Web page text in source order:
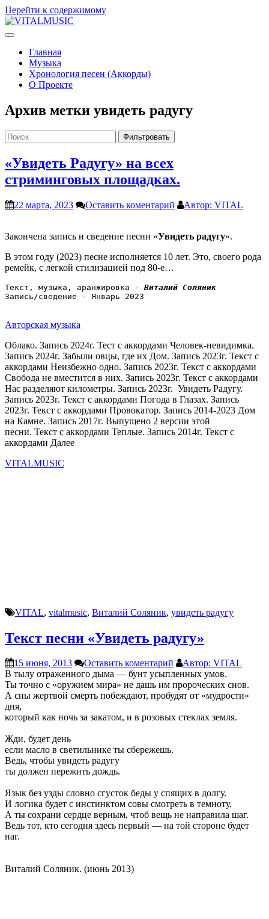
Перейти к содержимому
V
Главная
Музыка
Хронология песен (Аккорды)
О Проекте
Архив метки увидеть радугу
Фильтровать
«Увидеть Радугу» на всех
стриминговых площадках.
22 марта, 2023 Оставить коментарий Автор: VITAL
Закончена запись и сведение песни «Увидеть радугу».
В этом году (2023) песне исполняется 10 лет. Это, своего рода
ремейк, с легкой стилизацией под 80-е…
Текст, музыка, аранжировка - Виталий Соляник
Запись/сведение - Январь 2023
Авторская музыка
Облако. Запись 2024г. Тест с аккордами Человек-невидимка.
Запись 2024г. Забыли овцы, где их Дом. Запись 2023г. Текст с
аккордами Неизбежно одно. Запись 2023г. Текст с аккордами
Свобода не вместится в них. Запись 2023г. Текст с аккордами
Нас разделяют километры. Запись 2023г. Увидеть Радугу.
Запись 2023г. Текст с аккордами Погода в Глазах. Запись
2023г. Текст с аккордами Провокатор. Запись 2014-2023 Дом
на Камне. Запись 2017г. Выпущено 2 версии этой
песни. Текст с аккордами Теплые. Запись 2014г. Текст с
аккордами Далее
VITALMUSIC
VITAL, vitalmusic, Виталий Соляник, увидеть радугу
Текст песни «Увидеть радугу»
15 июня, 2013 Оставить коментарий
Автор: VITAL
В тылу отраженного дыма — бунт усыпленных умов.
Ты точно с «оружием мира» не дашь им пророческих снов.
А сны жертвой смерть побеждают, пробудят от «мудрости»
дня,
который как ночь за закатом, и в розовых стеклах земля.
Жди, будет день
если масло в светильнике ты сбережешь.
Ведь, чтобы увидеть радугу
ты должен пережить дождь.
Язык без узды словно сгусток беды у спящих в долгу.
И логика будет с инстинктом совы смотреть в темноту.
А ты сохрани сердце верным, чтоб вещь не направила шаг.
Ведь тот, кто сегодня здесь первый — на той стороне будет
наг.
Виталий Соляник. (июнь 2013)